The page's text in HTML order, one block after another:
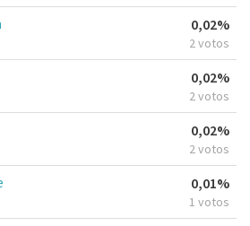
0,02%
2 votos
0,02%
2 votos
0,02%
2 votos
0,01%
1 votos